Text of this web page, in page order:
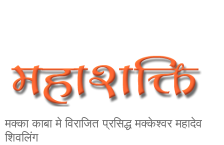
मक्का काबा मे विराजित प्रसिद्ध मक्‍केश्‍वर महादेव
शिवलिंग